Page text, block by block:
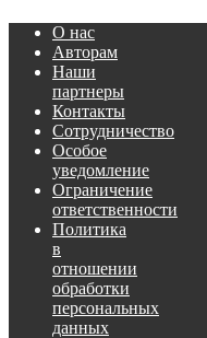
О нас
Авторам
Наши
партнеры
Контакты
Сотрудничество
Особое
уведомление
Ограничение
ответственности
Политика
в
отношении
обработки
персональных
данных